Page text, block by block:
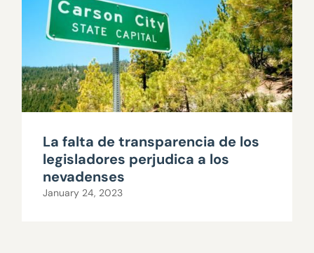
La falta de transparencia de los
legisladores perjudica a los
nevadenses
January 24, 2023